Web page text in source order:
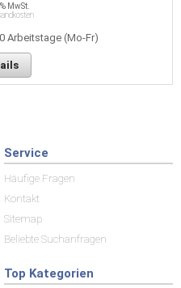
MwSt.
Service
Häufige Fragen
Kontakt
Sitemap
Beliebte Suchanfragen
Top Kategorien